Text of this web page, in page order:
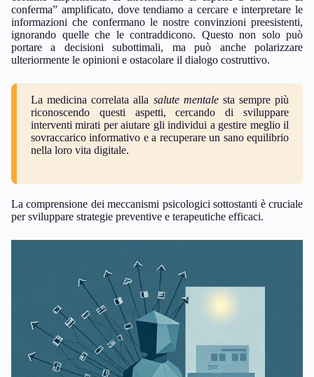
conferma” amplificato, dove tendiamo a cercare e interpretare le
informazioni che confermano le nostre convinzioni preesistenti,
ignorando quelle che le contraddicono. Questo non solo può
portare a decisioni subottimali, ma può anche polarizzare
ulteriormente le opinioni e ostacolare il dialogo costruttivo.
La medicina correlata alla salute mentalesta sempre più
riconoscendo questi aspetti, cercando di sviluppare
interventi mirati per aiutare gli individui a gestire meglio il
sovraccarico informativo e a recuperare un sano equilibrio
nella loro vita digitale.
La comprensione dei meccanismi psicologici sottostanti è cruciale
per sviluppare strategie preventive e terapeutiche efficaci.